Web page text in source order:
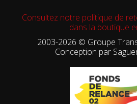
Consultez notre politique de
dans la boutique
2003-2026 © Groupe
Conception par